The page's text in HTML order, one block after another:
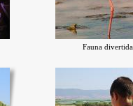
Fauna divertida